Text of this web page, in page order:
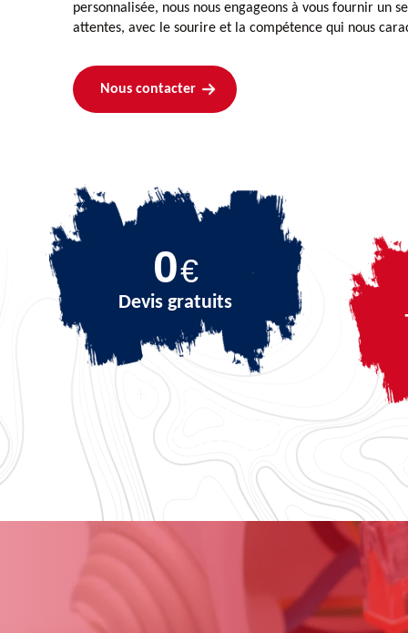
personnalisée, nous nous engageons à vous fournir un
attentes, avec le sourire et la compétence qui nous
Nous contacter
0€
Devis gratuits